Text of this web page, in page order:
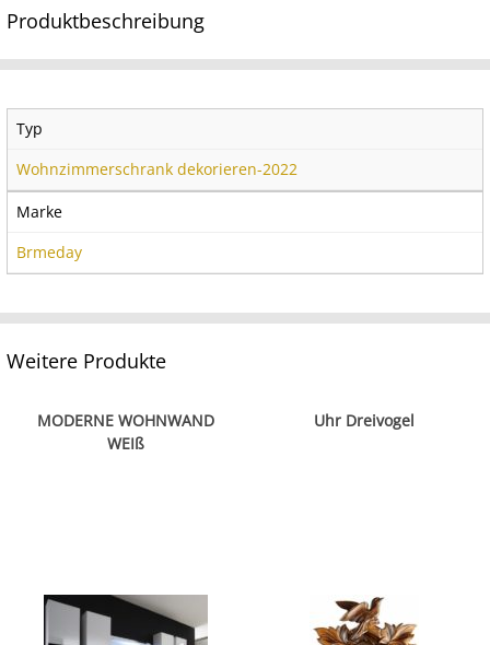
Produktbeschreibung
Typ
Wohnzimmerschrank dekorieren-2022
Marke
Brmeday
Weitere Produkte
MODERNE WOHNWAND
WEIß
Uhr Dreivogel